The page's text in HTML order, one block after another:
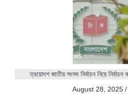
ত্রয়োদশ জাতীয় সংসদ নির্বাচন নিয়ে
August 28, 2025 /